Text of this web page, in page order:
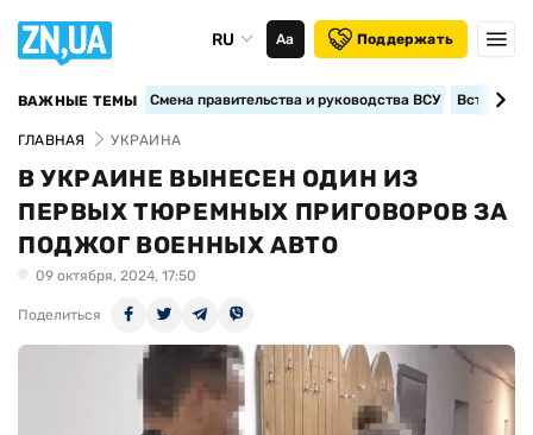
RU Аа Поддержать
ВАЖНЫЕ ТЕМЫ Смена правительства и руководства ВСУ
ГЛАВНАЯ УКРАИНА
В УКРАИНЕ ВЫНЕСЕН ОДИН ИЗ
ПЕРВЫХ ТЮРЕМНЫХ ПРИГОВОРОВ ЗА
ПОДЖОГ ВОЕННЫХ АВТО
09 октября, 2024, 17:50
Поделиться